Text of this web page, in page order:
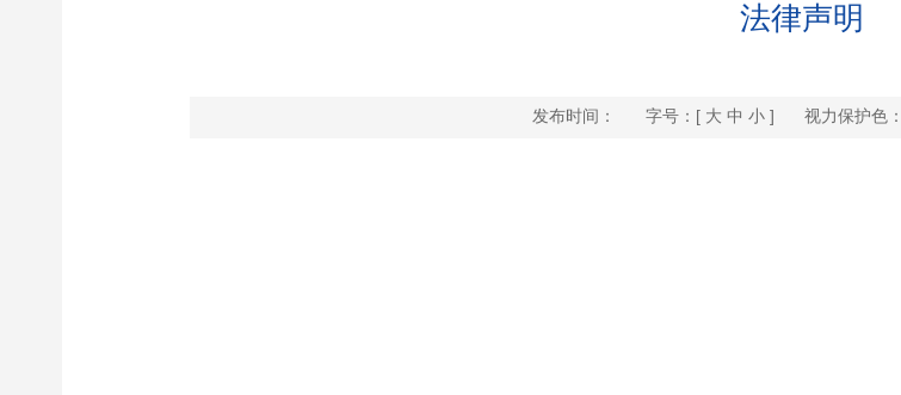
法律声明
发布时间： 字号：[ 大 中 小 ] 视力保护色：